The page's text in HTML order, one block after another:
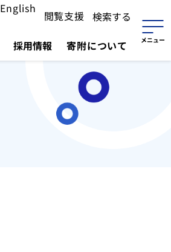
English
閲覧支援 検索する
採用情報 寄附について